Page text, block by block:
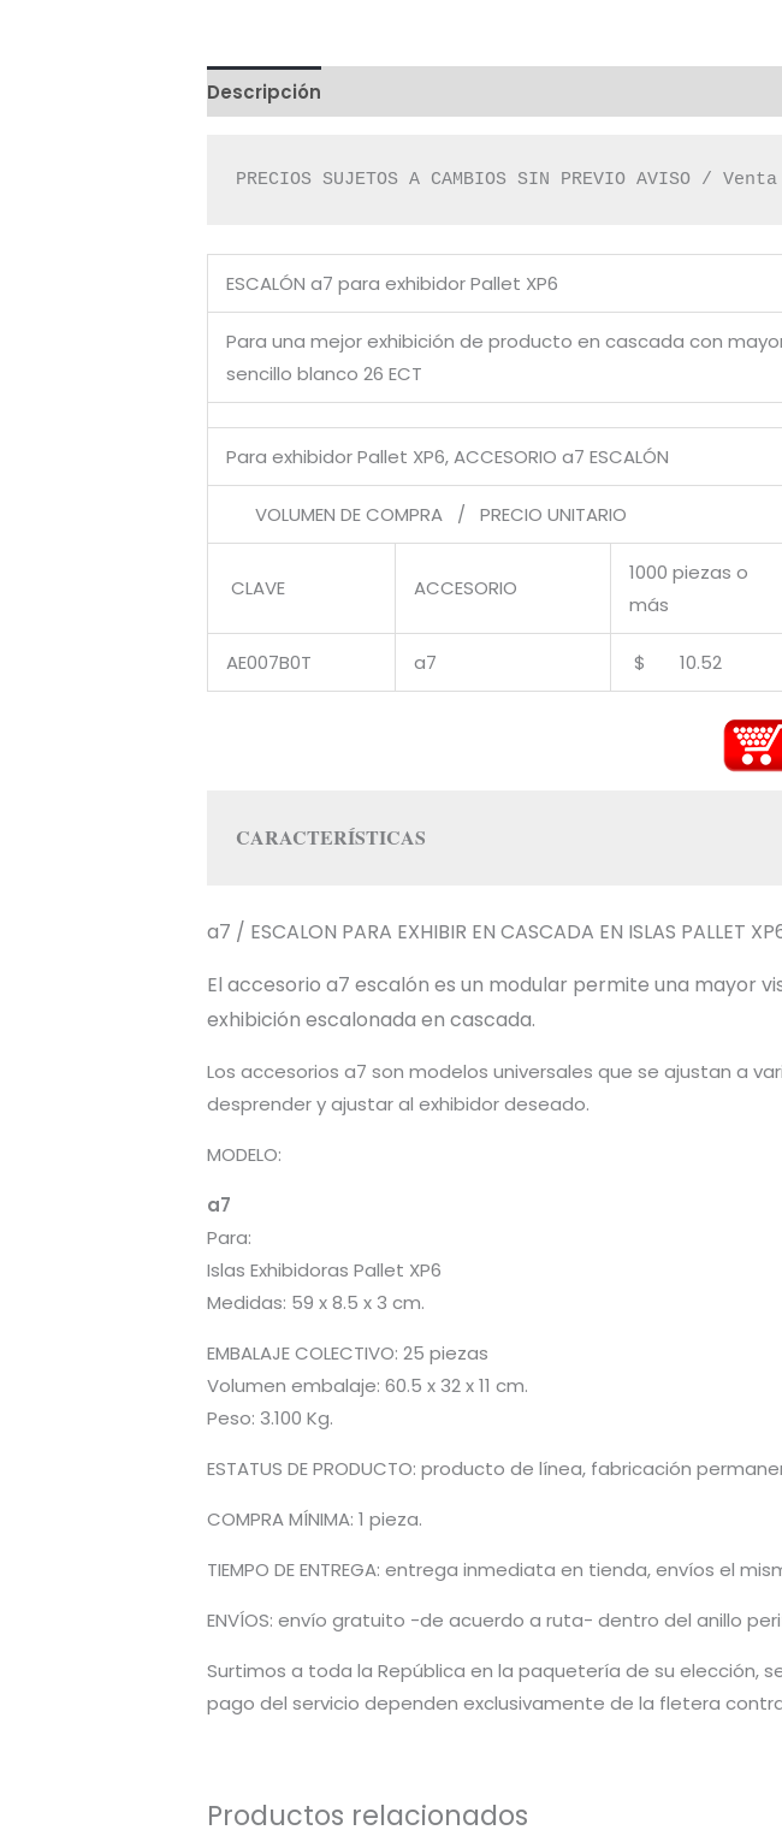
Descripción
PRECIOS SUJETOS A CAMBIOS SIN PREVIO AVISO /
ESCALÓN a7 para exhibidor Pallet XP6
Para una mejor exhibición de producto en cascada con
sencillo blanco 26 ECT
Para exhibidor Pallet XP6, ACCESORIO a7 ESCALÓN
VOLUMEN DE COMPRA / PRECIO UNITARIO
CLAVE ACCESORIO
1000 piezas o
más
AE007B0T a7 $ 10.52
CARACTERÍSTICAS
a7 / ESCALON PARA EXHIBIR EN CASCADA EN ISLAS PALLET
El accesorio a7 escalón es un modular permite una mayor
exhibición escalonada en cascada.
Los accesorios a7 son modelos universales que se ajustan a
desprender y ajustar al exhibidor deseado.
MODELO:
a7
Para:
Islas Exhibidoras Pallet XP6
Medidas: 59 x 8.5 x 3 cm.
EMBALAJE COLECTIVO: 25 piezas
Volumen embalaje: 60.5 x 32 x 11 cm.
Peso: 3.100 Kg.
ESTATUS DE PRODUCTO: producto de línea, fabricación
COMPRA MÍNIMA: 1 pieza.
TIEMPO DE ENTREGA: entrega inmediata en tienda, envíos el
ENVÍOS: envío gratuito -de acuerdo a ruta- dentro del anillo
Surtimos a toda la República en la paquetería de su elección,
pago del servicio dependen exclusivamente de la fletera
Productos relacionados